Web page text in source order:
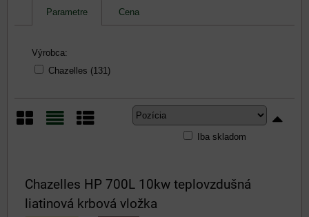
Parametre Cena
Výrobca:
Chazelles (131)
Iba skladom
Chazelles HP 700L 10kw teplovzdušná
liatinová krbová vložka